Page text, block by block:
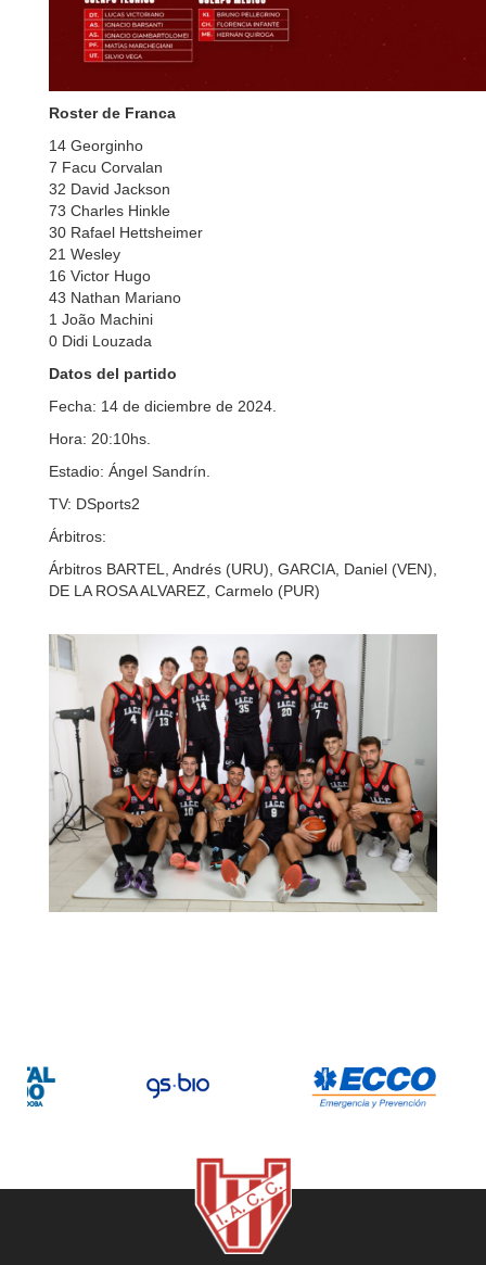
Roster de Franca
14 Georginho
7 Facu Corvalan
32 David Jackson
73 Charles Hinkle
30 Rafael Hettsheimer
21 Wesley
16 Victor Hugo
43 Nathan Mariano
1 João Machini
0 Didi Louzada
Datos del partido
Fecha: 14 de diciembre de 2024.
Hora: 20:10hs.
Estadio: Ángel Sandrín.
TV: DSports2
Árbitros:
Árbitros BARTEL, Andrés (URU), GARCIA, Daniel (VEN),
DE LA ROSA ALVAREZ, Carmelo (PUR)